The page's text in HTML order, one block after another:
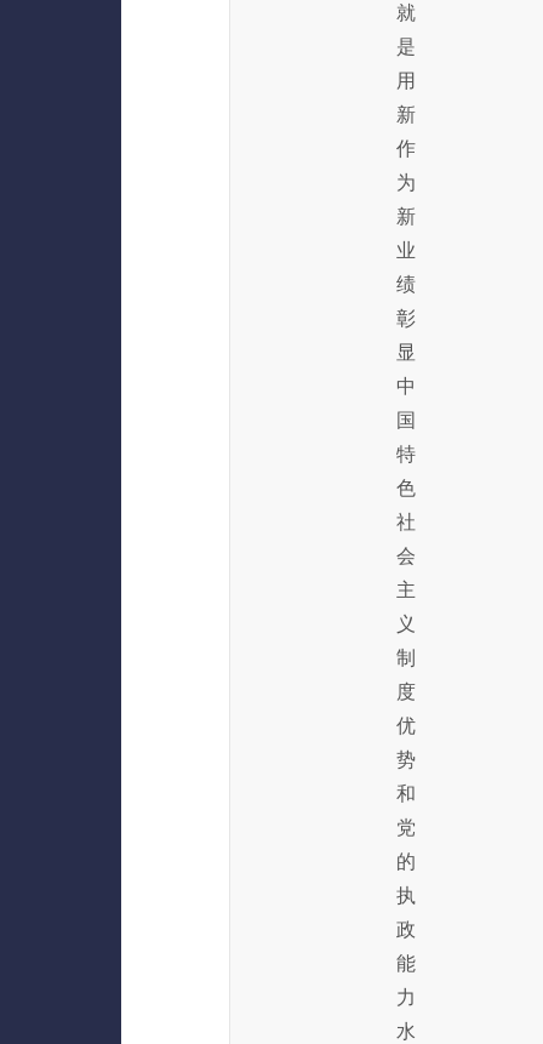
就
是
用
新
作
为
新
业
绩
彰
显
中
国
特
色
社
会
主
义
制
度
优
势
和
党
的
执
政
能
力
水